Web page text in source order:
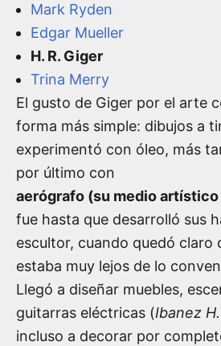
Mark Ryden
Edgar Mueller
H. R. Giger
Trina Merry
El gusto de Giger por el arte
forma más simple: dibujos a
experimentó con óleo, más
por último con
aerógrafo (su medio
fue hasta que desarrolló sus
escultor, cuando quedó claro
estaba muy lejos de lo
Llegó a diseñar muebles,
guitarras eléctricas (Ibanez
incluso a decorar por